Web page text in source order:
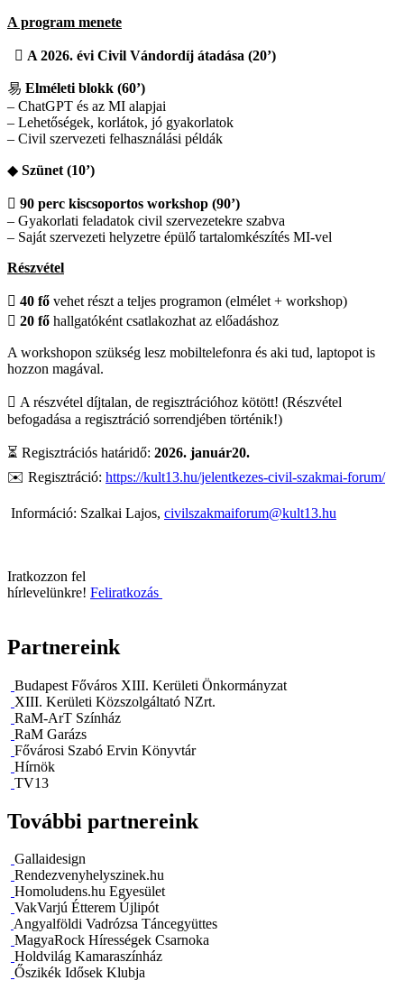
A program menete
 A 2026. évi Civil Vándordíj átadása (20’)
易 Elméleti blokk (60’)
– ChatGPT és az MI alapjai
– Lehetőségek, korlátok, jó gyakorlatok
– Civil szervezeti felhasználási példák
◆ Szünet (10’)
 90 perc kiscsoportos workshop (90’)
– Gyakorlati feladatok civil szervezetekre szabva
– Saját szervezeti helyzetre épülő tartalomkészítés MI-vel
Részvétel
 40 fő vehet részt a teljes programon (elmélet + workshop)
 20 fő hallgatóként csatlakozhat az előadáshoz
A workshopon szükség lesz mobiltelefonra és aki tud, laptopot is
hozzon magával.
 A részvétel díjtalan, de regisztrációhoz kötött! (Részvétel
befogadása a regisztráció sorrendjében történik!)
⏳ Regisztrációs határidő: 2026. január20.
✉️ Regisztráció: https://kult13.hu/jelentkezes-civil-szakmai-forum/
Információ: Szalkai Lajos, civilszakmaiforum@kult13.hu
Iratkozzon fel
hírlevelünkre! Feliratkozás
Partnereink
Budapest Főváros XIII. Kerületi Önkormányzat
XIII. Kerületi Közszolgáltató NZrt.
RaM-ArT Színház
RaM Garázs
Fővárosi Szabó Ervin Könyvtár
Hírnök
TV13
További partnereink
Gallaidesign
Rendezvenyhelyszinek.hu
Homoludens.hu Egyesület
VakVarjú Étterem Újlipót
Angyalföldi Vadrózsa Táncegyüttes
MagyaRock Hírességek Csarnoka
Holdvilág Kamaraszínház
Őszikék Idősek Klubja